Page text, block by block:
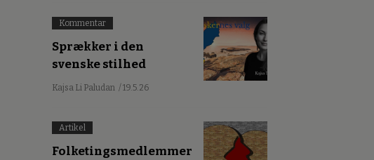
Kommentar
Sprækker i den
svenske stilhed
Kajsa Li Paludan / 19.5.26
Artikel
Folketingsmedlemmer